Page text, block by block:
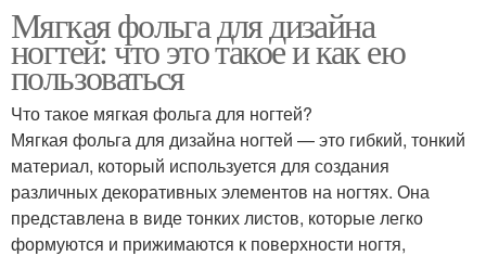
Мягкая фольга для дизайна
ногтей: что это такое и как ею
пользоваться
Что такое мягкая фольга для ногтей?
Мягкая фольга для дизайна ногтей — это гибкий, тонкий
материал, который используется для создания
различных декоративных элементов на ногтях. Она
представлена в виде тонких листов, которые легко
формуются и прижимаются к поверхности ногтя,